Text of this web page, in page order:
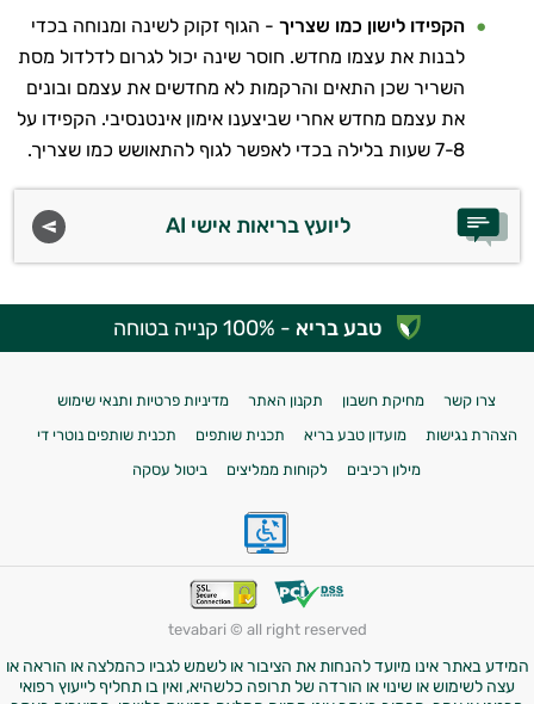
הקפידו לישון כמו שצריך - הגוף זקוק לשינה ומנוחה בכדי
לבנות את עצמו מחדש. חוסר שינה יכול לגרום לדלדול מסת
השריר שכן התאים והרקמות לא מחדשים את עצמם ובונים
את עצמם מחדש אחרי שביצענו אימון אינטנסיבי. הקפידו על
7-8 שעות בלילה בכדי לאפשר לגוף להתאושש כמו שצריך.
ליועץ בריאות אישי AI
טבע בריא - 100% קנייה בטוחה
צרו קשר מחיקת חשבון תקנון האתר
מדיניות פרטיות ותנאי שימוש
הצהרת נגישות
מועדון טבע בריא תכנית שותפים
תכנית שותפים נוטרי די
מילון רכיבים
לקוחות ממליצים ביטול עסקה
tevabari © all right reserved
המידע באתר אינו מיועד להנחות את הציבור או לשמש לגביו כהמלצה או הוראה או
עצה לשימוש או שינוי או הורדה של תרופה כלשהיא, ואין בו תחליף לייעוץ רפואי